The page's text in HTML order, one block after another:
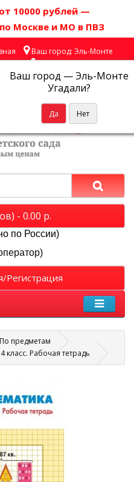
10000 рублей —
Москве и МО в ПВЗ
Ваш город: Эль-Монте
Ваш город —Эль-Монте
Угадали?
Личный кабинет
- 0.00 р.
по России)
Регистрация
По предметам
класс. Рабочая тетрадь